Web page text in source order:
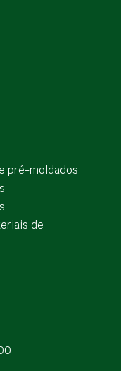
pré-moldados
de